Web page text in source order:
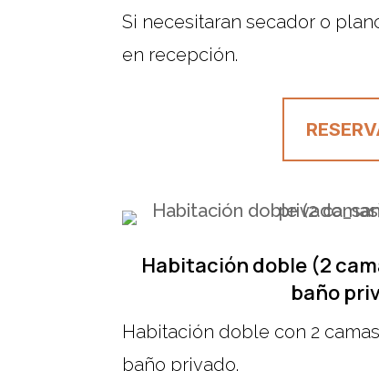
Si necesitaran secador o
en recepción.
Habitación doble (2
baño
Habitación doble con 2
baño privado.